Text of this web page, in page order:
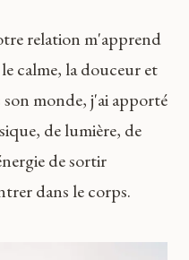
relation m'apprend
calme, la douceur et
monde, j'ai apporté
de lumière, de
de sortir
dans le corps.